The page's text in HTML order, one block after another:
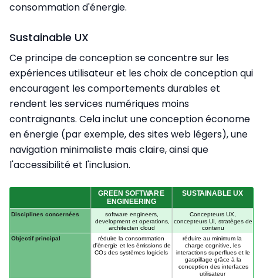
consommation d'énergie.
Sustainable UX
Ce principe de conception se concentre sur les
expériences utilisateur et les choix de conception qui
encouragent les comportements durables et
rendent les services numériques moins
contraignants. Cela inclut une conception économe
en énergie (par exemple, des sites web légers), une
navigation minimaliste mais claire, ainsi que
l'accessibilité et l'inclusion.